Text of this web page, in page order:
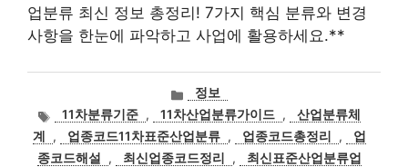
업분류 최신 정보 총정리! 7가지 핵심 분류와 변경
사항을 한눈에 파악하고 사업에 활용하세요.**
카
테
고
리
정보
태11차분류기준 , 11차산업분류가이드 ,
산업분류체
계
, 업종코드11차표준산업분류 , 업종코드총정리 ,
업
종코드해설
, 최신업종코드정리 ,
최신표준산업분류업